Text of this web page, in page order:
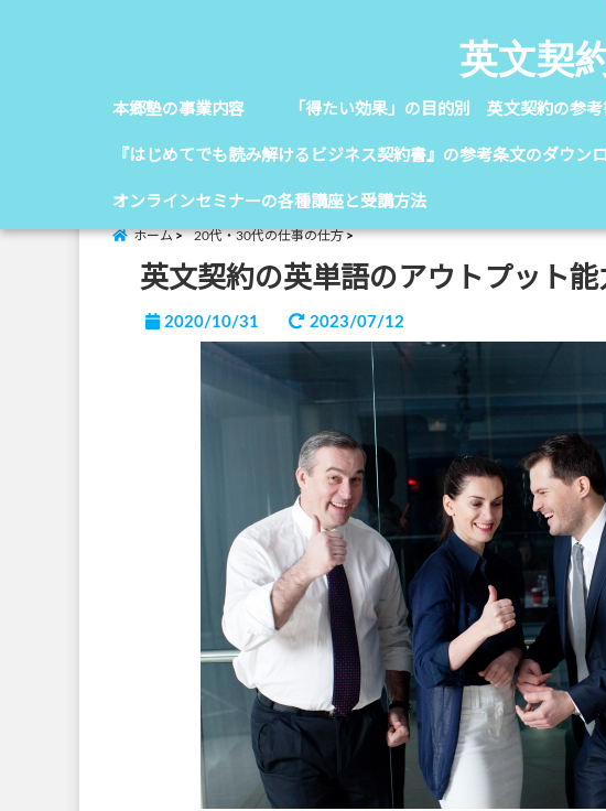
英文契
本郷塾の事業内容 「得たい効果」の目的別 英文契約の参考
『はじめてでも読み解けるビジネス契約書』の参考条文のダウン
オンラインセミナーの各種講座と受講方法
ホーム 20代・30代の仕事の仕方
英文契約の英単語のアウトプット
2020/10/31 2023/07/12